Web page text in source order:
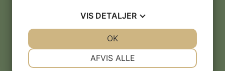
Kom i kontakt med os!
" indikerer påkrævede felter
VIS DETALJER
AFVIS ALLE
OK